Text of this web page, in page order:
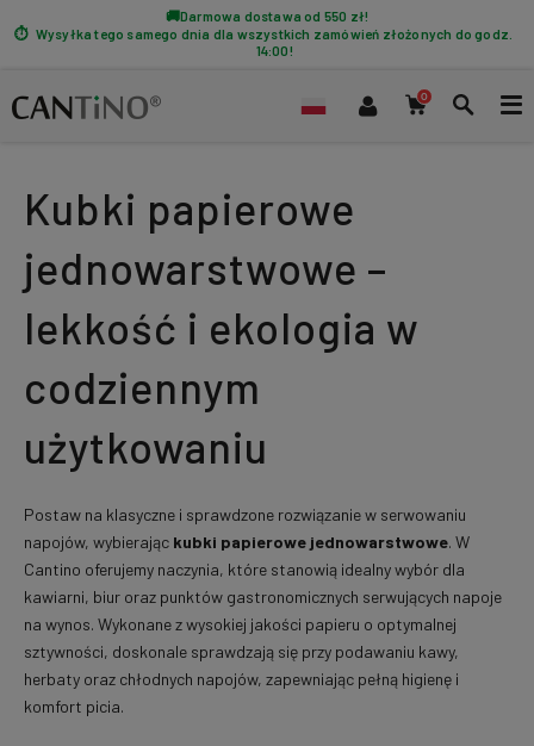
Kubki papierowe
jednowarstwowe –
lekkość i ekologia w
codziennym
użytkowaniu
Postaw na klasyczne i sprawdzone rozwiązanie w serwowaniu
napojów, wybierając kubki papierowe jednowarstwowe. W
Cantino oferujemy naczynia, które stanowią idealny wybór dla
kawiarni, biur oraz punktów gastronomicznych serwujących napoje
na wynos. Wykonane z wysokiej jakości papieru o optymalnej
sztywności, doskonale sprawdzają się przy podawaniu kawy,
herbaty oraz chłodnych napojów, zapewniając pełną higienę i
komfort picia.
Darmowa dostawa od 550 zł!
Wysyłka tego samego dnia dla wszystkich zamówień złożonych do godz.
14:00!